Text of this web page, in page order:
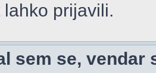
prijavili.
sem se, vendar